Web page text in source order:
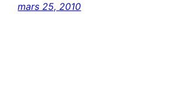
mars 25, 2010